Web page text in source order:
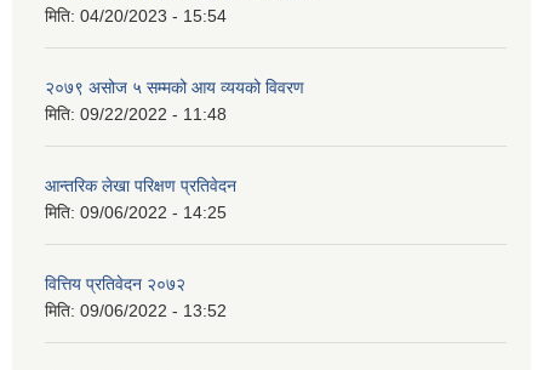
मिति: 04/20/2023 - 15:54
२०७९ असोज ५ सम्मको आय व्ययको विवरण
मिति: 09/22/2022 - 11:48
आन्तरिक लेखा परिक्षण प्रतिवेदन
मिति: 09/06/2022 - 14:25
वित्तिय प्रतिवेदन २०७२
मिति: 09/06/2022 - 13:52